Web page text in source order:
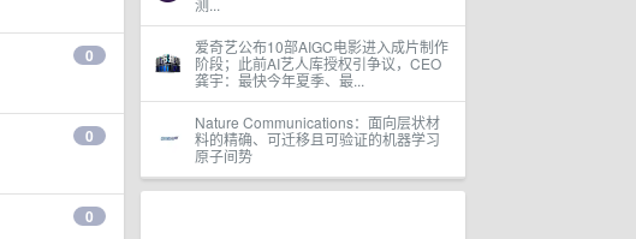
测...
爱奇艺公布10部AIGC电影进入成片制作
阶段；此前AI艺人库授权引争议，CEO
龚宇：最快今年夏季、最...
Nature Communications：面向层状材
料的精确、可迁移且可验证的机器学习
原子间势
0
0
0